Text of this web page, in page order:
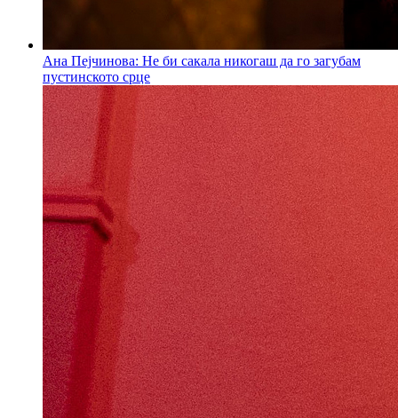
Ана Пејчинова: Не би сакала никогаш да го загубам
пустинското срце